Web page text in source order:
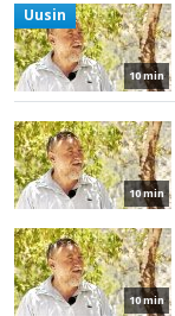
10 min
Uusin
10 min
10 min